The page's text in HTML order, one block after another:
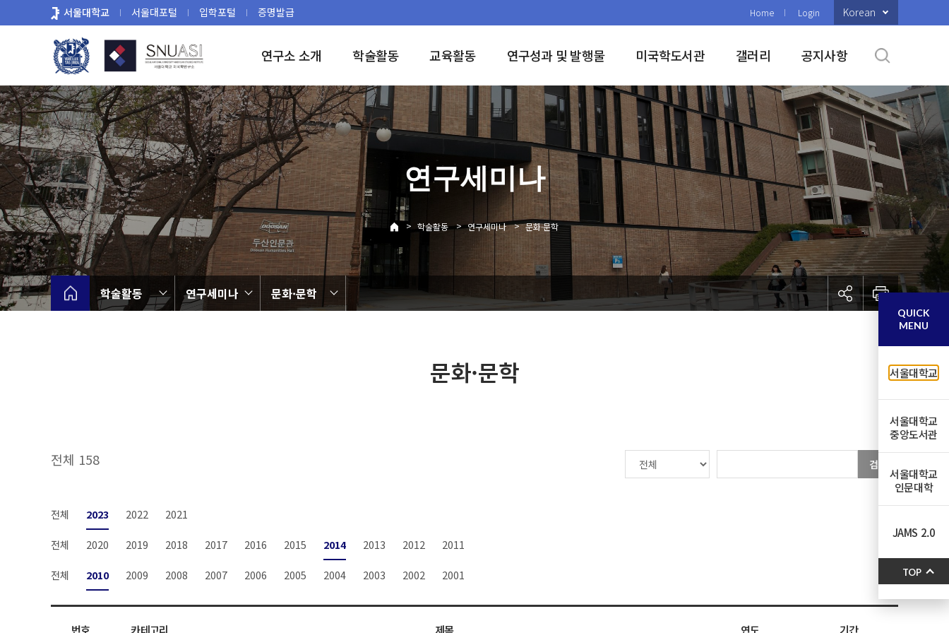
로
뉴
서울대학교 서울대포털 입학포털 증명발급 Home Login Korean
연구소 소개 학술활동 교육활동 연구성과 및 발행물 미국학도서관 갤러리 공지사항
연구세미나
> 학술활동 > 연구세미나 > 문화·문학
학술활동 연구세미나 문화·문학
문화·문학
전체 158 검색
전체 2023 2022 2021
전체 2020 2019 2018 2017 2016 2015 2014 2013 2012 2011
전체 2010 2009 2008 2007 2006 2005 2004 2003 2002 2001
번호 카테고리 제목 연도 기간
QUICK
MENU
서울대학교
서울대학교
중앙도서관
서울대학교
인문대학
JAMS 2.0
TOP